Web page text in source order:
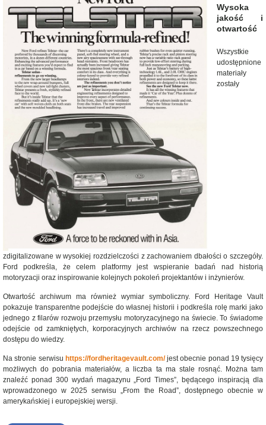
Wysoka
jakość i
otwartość
Wszystkie
udostępnione
materiały
zostały
zdigitalizowane w wysokiej rozdzielczości z zachowaniem dbałości o szczegóły.
Ford podkreśla, że celem platformy jest wspieranie badań nad historią
motoryzacji oraz inspirowanie kolejnych pokoleń projektantów i inżynierów.
Otwartość archiwum ma również wymiar symboliczny. Ford Heritage Vault
pokazuje transparentne podejście do własnej historii i podkreśla rolę marki jako
jednego z filarów rozwoju przemysłu motoryzacyjnego na świecie. To świadome
odejście od zamkniętych, korporacyjnych archiwów na rzecz powszechnego
dostępu do wiedzy.
Na stronie serwisu https://fordheritagevault.com/jest obecnie ponad 19 tysięcy
możliwych do pobrania materiałów, a liczba ta ma stale rosnąć. Można tam
znaleźć ponad 300 wydań magazynu „Ford Times”, będącego inspiracją dla
wprowadzonego w 2025 serwisu „From the Road”, dostępnego obecnie w
amerykańskiej i europejskiej wersji.